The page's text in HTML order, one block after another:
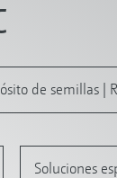
de semillas |
Soluciones